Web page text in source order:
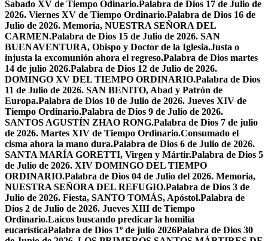
Sabado XV de Tiempo Odinario.Palabra de Dios 17 de Julio de
2026. Viernes XV de Tiempo Ordinario.Palabra de Dios 16 de
Julio de 2026. Memoria, NUESTRA SEÑORA DEL
CARMEN.Palabra de Dios 15 de Julio de 2026. SAN
BUENAVENTURA, Obispo y Doctor de la Iglesia.Justa o
injusta la excomunión ahora el regreso.Palabra de Dios martes
14 de julio 2026.Palabra de Dios 12 de Julio de 2026.
DOMINGO XV DEL TIEMPO ORDINARIO.Palabra de Dios
11 de Julio de 2026. SAN BENITO, Abad y Patrón de
Europa.Palabra de Dios 10 de Julio de 2026. Jueves XIV de
Tiempo Ordinario.Palabra de Dios 9 de Julio de 2026.
SANTOS AGUSTÍN ZHAO RONG.Palabra de Dios 7 de julio
de 2026. Martes XIV de Tiempo Ordinario.Consumado el
cisma ahora la mano dura.Palabra de Dios 6 de Julio de 2026.
SANTA MARÍA GORETTI, Virgen y Mártir.Palabra de Dios 5
de Julio de 2026. XIV DOMINGO DEL TIEMPO
ORDINARIO.Palabra de Dios 04 de Julio del 2026. Memoria,
NUESTRA SEÑORA DEL REFUGIO.Palabra de Dios 3 de
Julio de 2026. Fiesta, SANTO TOMÁS, Apóstol.Palabra de
Dios 2 de Julio de 2026. Jueves XIII de Tiempo
Ordinario.Laicos buscando predicar la homilía
eucarísticaPalabra de Dios 1º de julio 2026Palabra de Dios 30